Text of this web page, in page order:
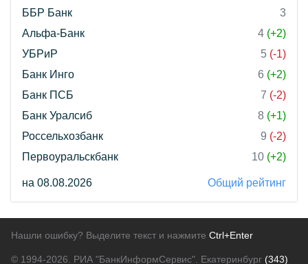
ББР Банк
3
Альфа-Банк
4 (+2)
УБРиР
5 (-1)
Банк Инго
6 (+2)
Банк ПСБ
7 (-2)
Банк Уралсиб
8 (+1)
Россельхозбанк
9 (-2)
Первоуральскбанк
10 (+2)
на 08.08.2026 Общий рейтинг
Нашли ошибку? Выделите текст и нажмите Ctrl+Enter
© 1994-2026. РИА "БанкИнформСервис". Екатеринбург (343)